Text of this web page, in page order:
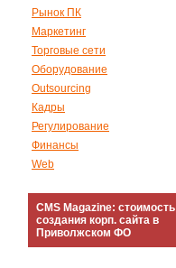
Рынок ПК
Маркетинг
Торговые сети
Оборудование
Outsourcing
Кадры
Регулирование
Финансы
Web
CMS Magazine: стоимость
создания корп. сайта в
Приволжском ФО